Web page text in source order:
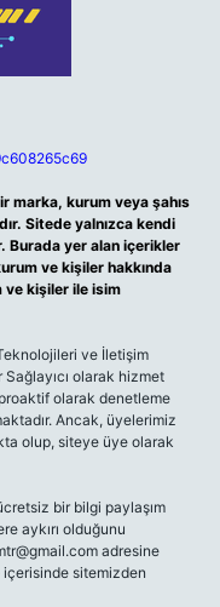
marka, kurum veya şahıs
Sitede yalnızca kendi
Burada yer alan içerikler
ve kişiler hakkında
ve kişiler ile isim
ve İletişim
Sağlayıcı olarak hizmet
olarak denetleme
Ancak, üyelerimiz
olup, siteye üye olarak
bir bilgi paylaşım
aykırı olduğunu
adresine
sitemizden